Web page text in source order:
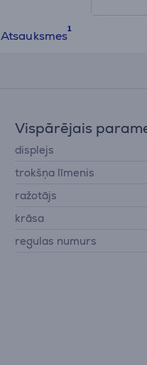
Atsauksmes
Vispārējais
displejs
trokšņa līmenis
ražotājs
krāsa
regulas numurs